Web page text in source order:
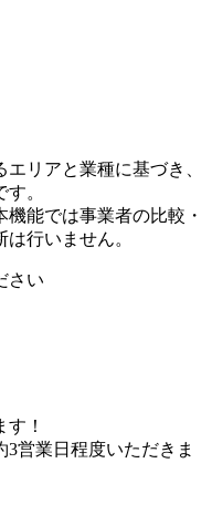
リアと業種に基づき、
。
能では事業者の比較・
行いません。
さい
！
営業日程度いただきま